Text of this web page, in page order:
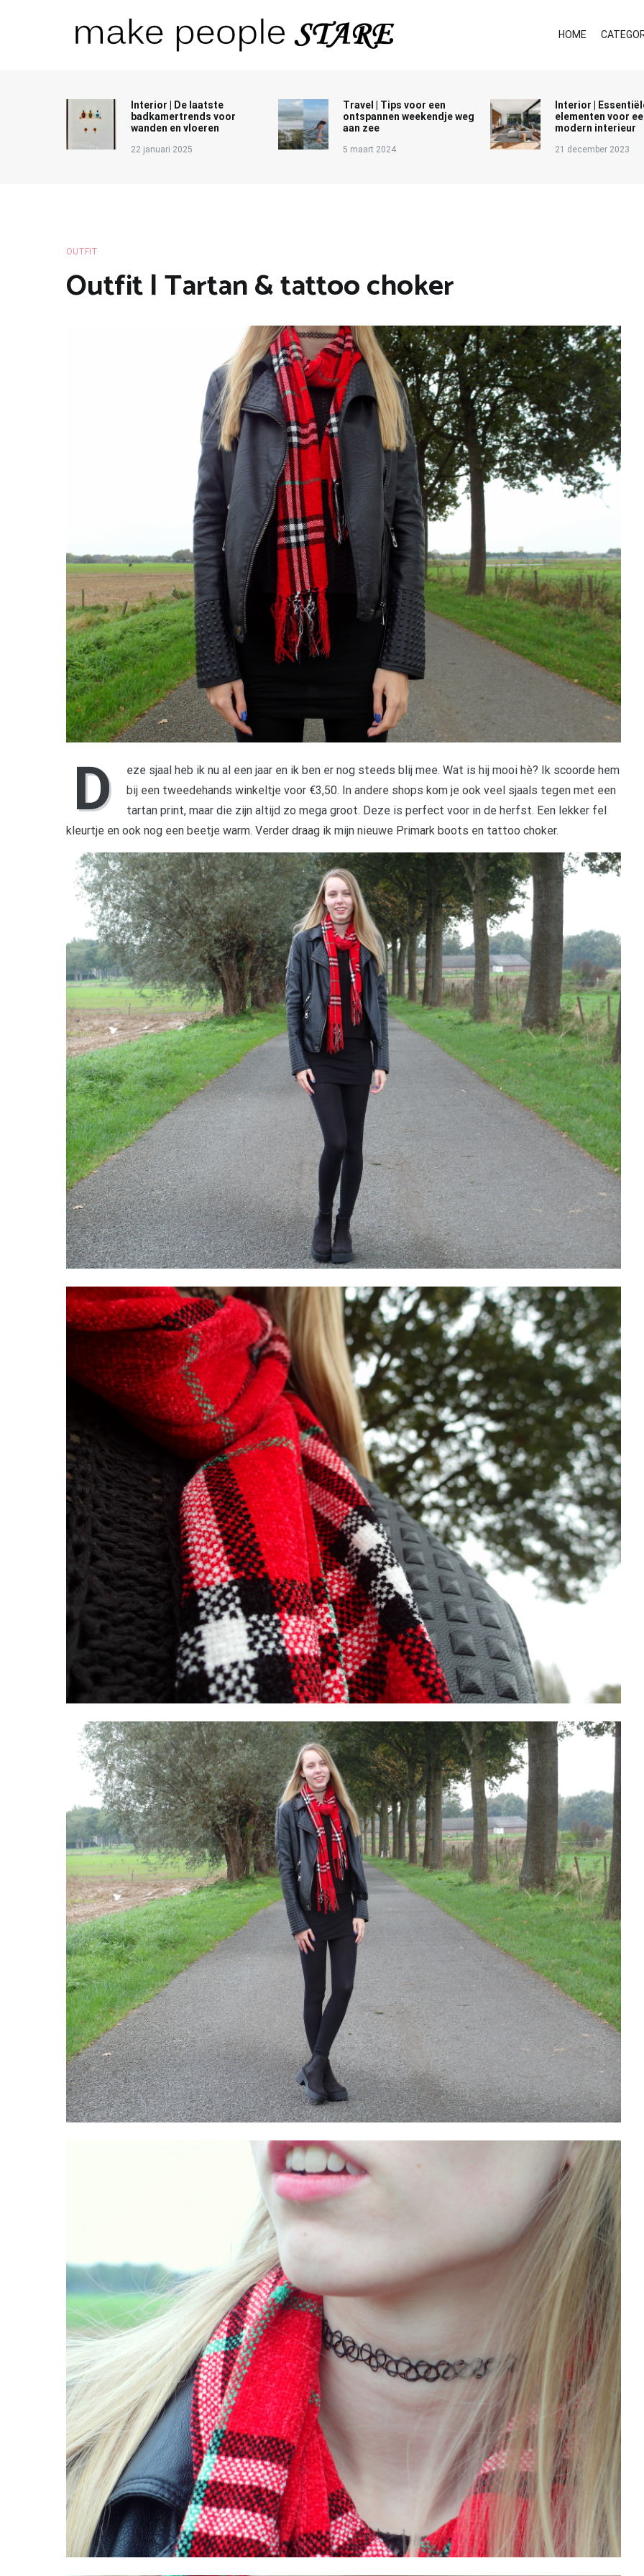
HOME
Interior | De laatste
badkamertrends voor
wanden en vloeren
22 januari 2025
Travel | Tips voor een
ontspannen weekendje weg
aan zee
5 maart 2024
Interior |
elementen voor
modern interieur
21 december 2023
OUTFIT
Outfit | Tartan & tattoo choker
D
eze sjaal heb ik nu al een jaar en ik ben er nog steeds blij mee. Wat is hij mooi hè? Ik scoorde hem
bij een tweedehands winkeltje voor €3,50. In andere shops kom je ook veel sjaals tegen met een
tartan print, maar die zijn altijd zo mega groot. Deze is perfect voor in de herfst. Een lekker fel
kleurtje en ook nog een beetje warm. Verder draag ik mijn nieuwe Primark boots en tattoo choker.